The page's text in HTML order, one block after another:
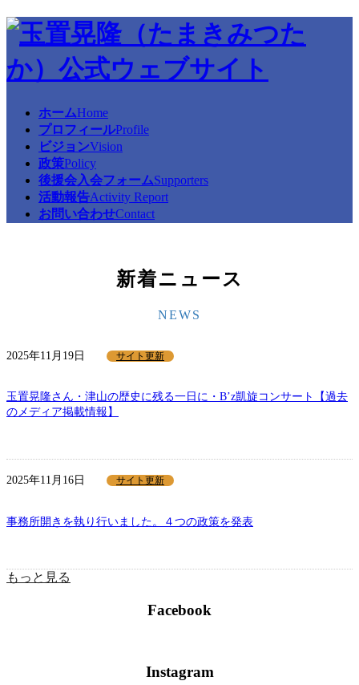
コ
テ
ン
ナ
ゲ
ー
ホームHome
プロフィールProfile
ビジョンVision
政策Policy
後援会入会フォームSupporters
活動報告Activity Report
お問い合わせContact
新着ニュース
NEWS
2025年11月19日 サイト更新
玉置晃隆さん・津山の歴史に残る一日に・B’z凱旋コンサート【過去
のメディア掲載情報】
2025年11月16日 サイト更新
事務所開きを執り行いました。４つの政策を発表
もっと見る
Facebook
Instagram